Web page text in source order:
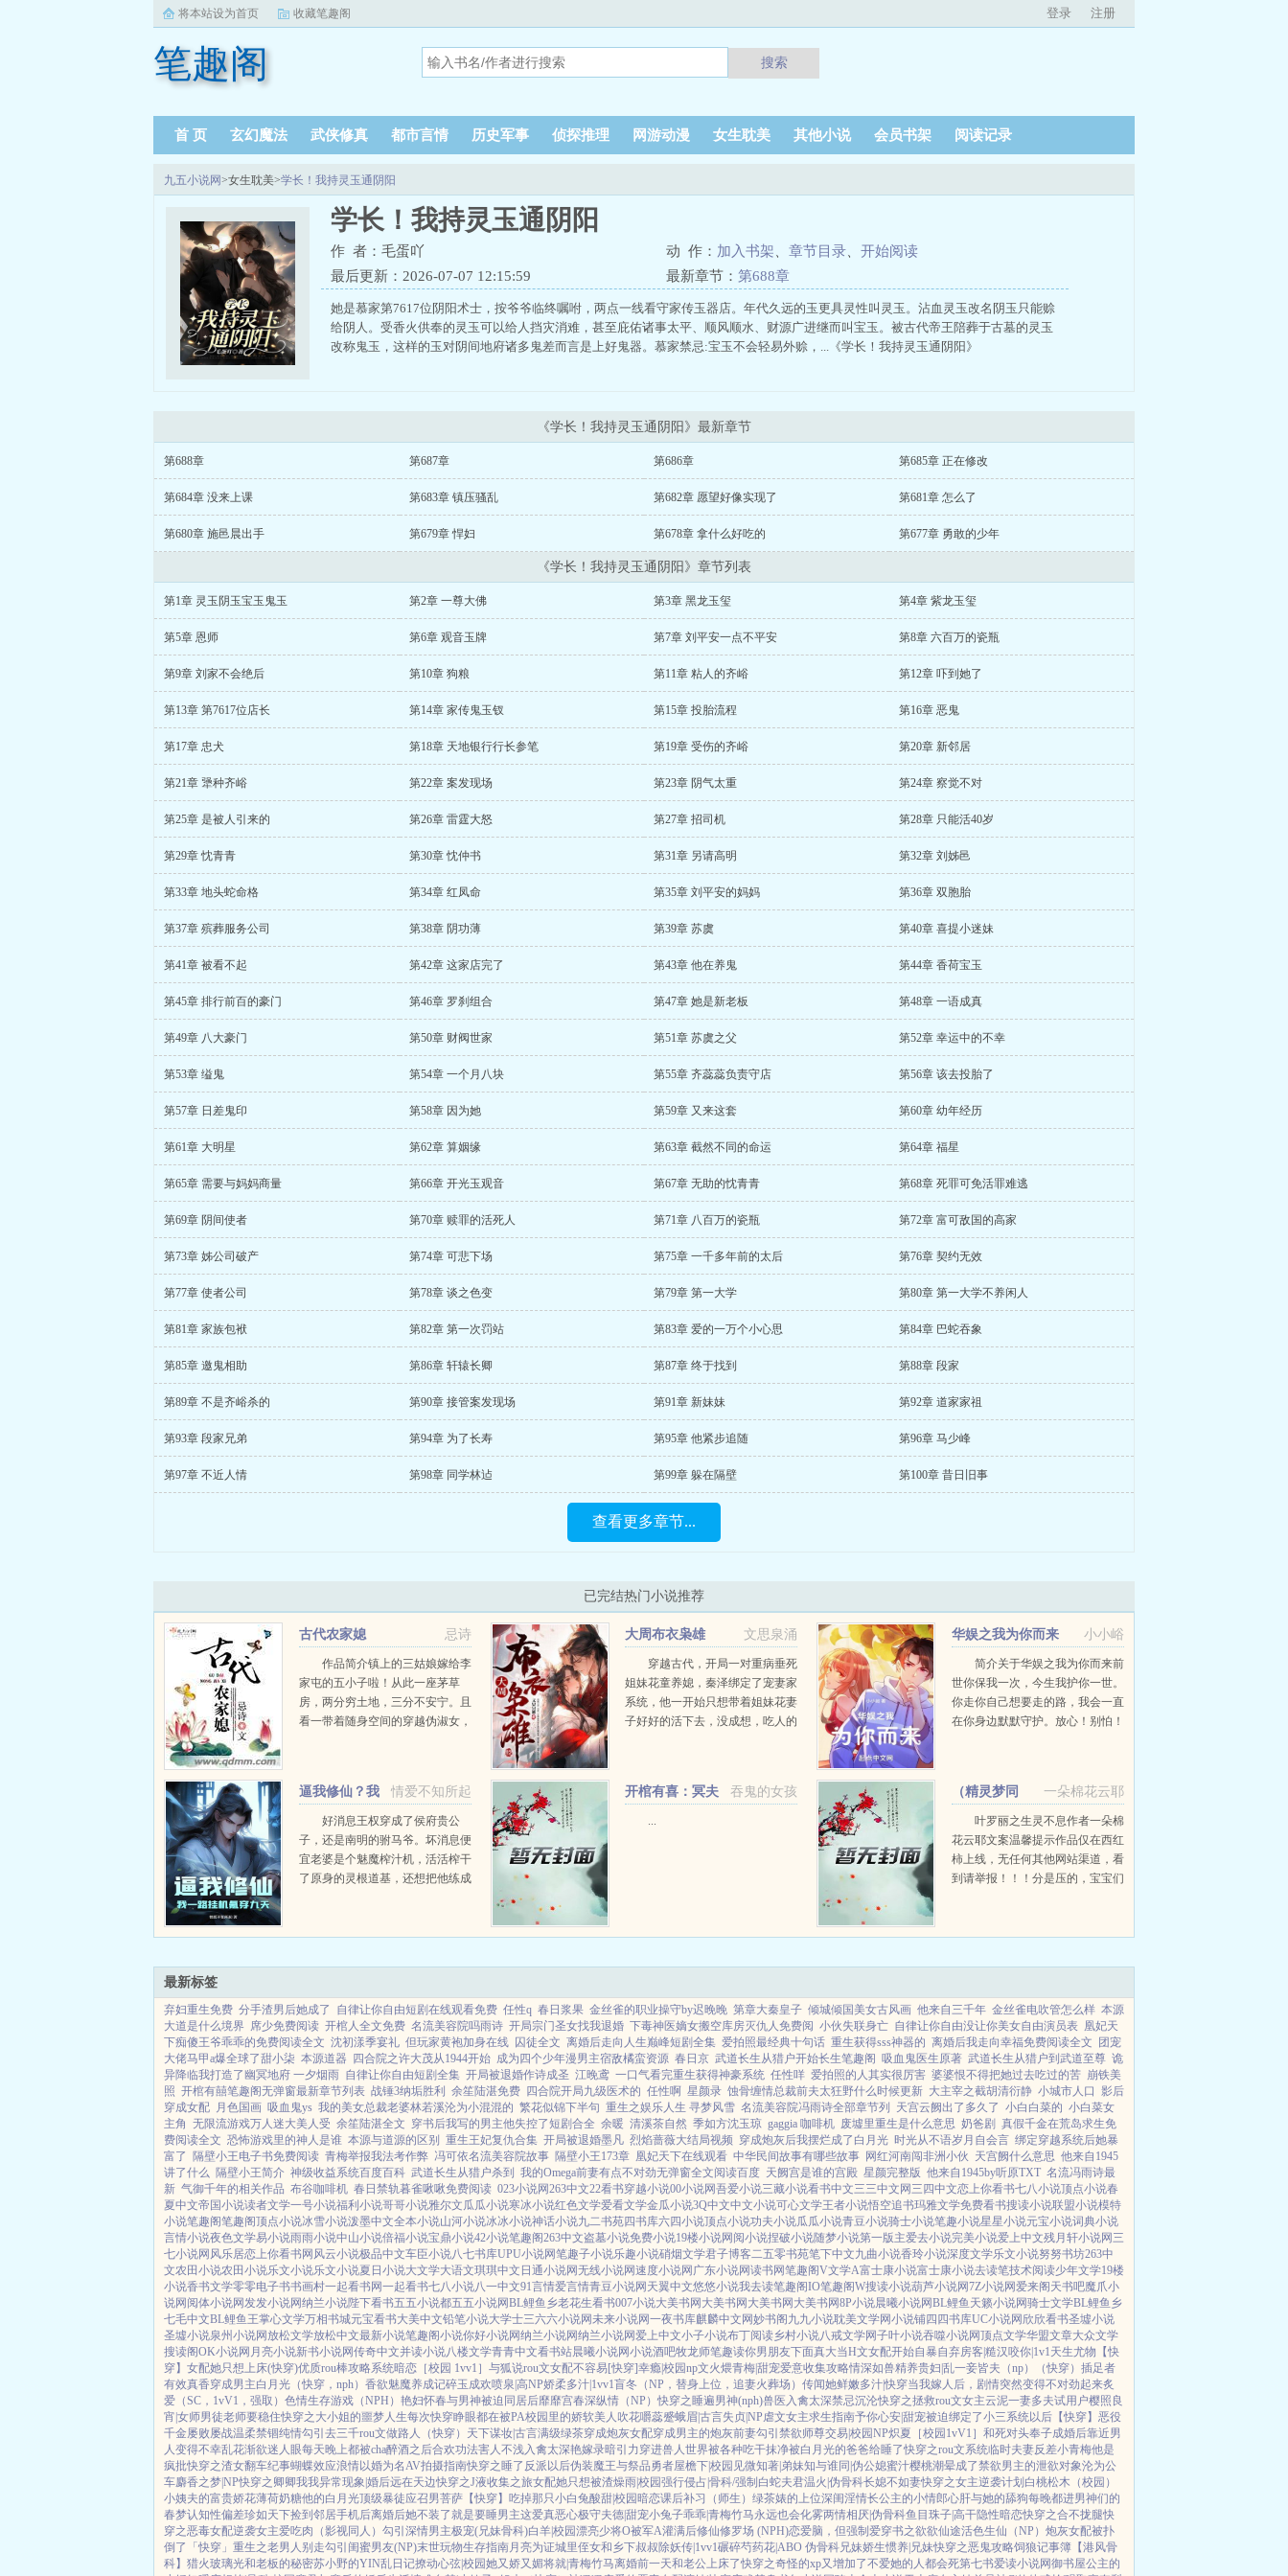
将本站设为首页 收藏笔趣阁 登录 注册
笔趣阁 搜索
首 页 玄幻魔法 武侠修真 都市言情 历史军事 侦探推理 网游动漫 女生耽美 其他小说 会员书架 阅读记录
九五小说网>女生耽美>学长！我持灵玉通阴阳
学长！我持灵玉通阴阳
作 者：毛蛋吖 动 作： 加入书架 章节目录
开始阅读
最后更新：2026-07-07 12:15:59
最新章节： 第688章
她是慕家第7617位阴阳术士，按爷爷临终嘱咐，两点一线看守家传玉器店。年代久远的玉更具灵性叫灵玉。沾血灵玉改名阴玉只能赊
给阴人。受香火供奉的灵玉可以给人挡灾消难，甚至庇佑诸事太平、顺风顺水、财源广进继而叫宝玉。被古代帝王陪葬于古墓的灵玉
改称鬼玉，这样的玉对阴间地府诸多鬼差而言是上好鬼器。慕家禁忌:宝玉不会轻易外赊，...《学长！我持灵玉通阴阳》
《学长！我持灵玉通阴阳》最新章节
第688章 第687章 第686章 第685章 正在修改
第684章 没来上课 第683章 镇压骚乱 第682章 愿望好像实现了 第681章 怎么了
第680章 施邑晨出手 第679章 悍妇 第678章 拿什么好吃的 第677章 勇敢的少年
《学长！我持灵玉通阴阳》章节列表
第1章 灵玉阴玉宝玉鬼玉 第2章 一尊大佛 第3章 黑龙玉玺 第4章 紫龙玉玺
第5章 恩师 第6章 观音玉牌 第7章 刘平安一点不平安 第8章 六百万的瓷瓶
第9章 刘家不会绝后 第10章 狗粮 第11章 粘人的齐峪 第12章 吓到她了
第13章 第7617位店长 第14章 家传鬼玉钗 第15章 投胎流程 第16章 恶鬼
第17章 忠犬 第18章 天地银行行长参笔 第19章 受伤的齐峪 第20章 新邻居
第21章 犟种齐峪 第22章 案发现场 第23章 阴气太重 第24章 察觉不对
第25章 是被人引来的 第26章 雷霆大怒 第27章 招司机 第28章 只能活40岁
第29章 忱青青 第30章 忱仲书 第31章 另请高明 第32章 刘姊邑
第33章 地头蛇命格 第34章 红凤命 第35章 刘平安的妈妈 第36章 双胞胎
第37章 殡葬服务公司 第38章 阴功薄 第39章 苏虞 第40章 喜提小迷妹
第41章 被看不起 第42章 这家店完了 第43章 他在养鬼 第44章 香荷宝玉
第45章 排行前百的豪门 第46章 罗刹组合 第47章 她是新老板 第48章 一语成真
第49章 八大豪门 第50章 财阀世家 第51章 苏虞之父 第52章 幸运中的不幸
第53章 缢鬼 第54章 一个月八块 第55章 齐蕊蕊负责守店 第56章 该去投胎了
第57章 日差鬼印 第58章 因为她 第59章 又来这套 第60章 幼年经历
第61章 大明星 第62章 算姻缘 第63章 截然不同的命运 第64章 福星
第65章 需要与妈妈商量 第66章 开光玉观音 第67章 无助的忱青青 第68章 死罪可免活罪难逃
第69章 阴间使者 第70章 赎罪的活死人 第71章 八百万的瓷瓶 第72章 富可敌国的高家
第73章 姊公司破产 第74章 可悲下场 第75章 一千多年前的太后 第76章 契约无效
第77章 使者公司 第78章 谈之色变 第79章 第一大学 第80章 第一大学不养闲人
第81章 家族包袱 第82章 第一次罚站 第83章 爱的一万个小心思 第84章 巴蛇吞象
第85章 邀鬼相助 第86章 轩辕长卿 第87章 终于找到 第88章 段家
第89章 不是齐峪杀的 第90章 接管案发现场 第91章 新妹妹 第92章 道家家祖
第93章 段家兄弟 第94章 为了长寿 第95章 他紧步追随 第96章 马少峰
第97章 不近人情 第98章 同学林迠 第99章 躲在隔壁 第100章 昔日旧事
查看更多章节...
已完结热门小说推荐
忌诗
古代农家媳
作品简介镇上的三姑娘嫁给李
家屯的五小子啦！从此一座茅草
房，两分穷土地，三分不安宁。且
看一带着随身空间的穿越伪淑女，
文思泉涌
大周布衣枭雄
穿越古代，开局一对重病垂死
姐妹花童养媳，秦泽绑定了宠妻家
系统，他一开始只想带着姐妹花妻
子好好的活下去，没成想，吃人的
害，为了护住妻子们，秦泽一步一
小小峪
华娱之我为你而来
简介关于华娱之我为你而来前
世你保我一次，今生我护你一世。
你走你自己想要走的路，我会一直
在你身边默默守护。放心！别怕！
嘻...
情爱不知所起
逼我修仙？我
一路挂机氪穿九天！
好消息王权穿成了侯府贵公
子，还是南明的驸马爷。坏消息便
宜老婆是个魅魔榨汁机，活活榨干
了原身的灵根道基，还想把他练成
统，非逼着他刻苦修仙，早日飞
吞鬼的女孩
开棺有喜：冥夫
...
一朵棉花云耶
（精灵梦同
人）叶罗丽之生灵不息+番外
叶罗丽之生灵不息作者一朵棉
花云耶文案温馨提示作品仅在西红
柿上线，无任何其他网站渠道，看
到请举报！！！分是压的，宝宝们
迷剧本拆CP爱情友情向万人迷...
最新标签
弃妇重生免费 分手渣男后她成了 自律让你自由短剧在线观看免费 任性q 春日浆果 金丝雀的职业操守by迟晚晚 第章大秦皇子 倾城倾国美女古风画 他来自三千年 金丝雀电吹管怎么样 本源
大道是什么境界 席少免费阅读 开棺人全文免费 名流美容院吗雨诗 开局宗门圣女找我退婚 下毒神医嫡女搬空库房灭仇人免费阅 小伙失联身亡 自律让你自由没让你美女自由演员表 凰妃天
下痴傻王爷乖乖的免费阅读全文 沈初漾季宴礼 但玩家黄袍加身在线 囚徒全文 离婚后走向人生巅峰短剧全集 爱拍照最经典十句话 重生获得sss神器的 离婚后我走向幸福免费阅读全文
团宠
大佬马甲a爆全球了甜小柒 本源道器 四合院之许大茂从1944开始 成为四个少年漫男主宿敌橘蛮资源 春日京 武道长生从猎户开始长生笔趣阁 吸血鬼医生原著 武道长生从猎户到武道至尊 诡
异降临我打造了幽冥地府 一夕烟雨 自律让你自由短剧全集 开局被退婚作诗成圣 江晚鸢 一口气看完重生获得神豪系统 任性咩 爱拍照的人其实很厉害 婆婆恨不得把她过去吃过的苦 崩铁美
照 开棺有囍笔趣阁无弹窗最新章节列表 战锤3纳垢胜利 余笙陆湛免费 四合院开局九级医术的 任性啊 星颜录 蚀骨缠情总裁前夫太狂野什么时候更新 大主宰之截胡清衍静 小城市人口 影后
穿成女配 月色国画 吸血鬼ys 我的美女总裁老婆林若溪沦为小混混的 繁花似锦下半句 重生之娱乐人生 寻梦风雪 名流美容院冯雨诗全部章节列 天宫云阙出了多久了 小白白菜的 小白菜女
主角 无限流游戏万人迷大美人受 余笙陆湛全文 穿书后我写的男主他失控了短剧合全 余暖 清溪茶自然 季如方沈玉琼 gaggia 咖啡机 废墟里重生是什么意思 奶爸剧 真假千金在荒岛求生免
费阅读全文 恐怖游戏里的神人是谁 本源与道源的区别 重生王妃复仇合集 开局被退婚墨凡 烈焰蔷薇大结局视频 穿成炮灰后我摆烂成了白月光 时光从不语岁月自会言 绑定穿越系统后她暴
富了
隔壁小王电子书免费阅读 青梅举报我法考作弊 冯可依名流美容院故事 隔壁小王173章 凰妃天下在线观看 中华民间故事有哪些故事 网红河南闯非洲小伙 天宫阙什么意思 他来自1945
讲了什么 隔壁小王简介 神级收益系统百度百科 武道长生从猎户杀到 我的Omega前妻有点不对劲无弹窗全文阅读百度 天阙宫是谁的宫殿 星颜完整版 他来自1945by听原TXT 名流冯雨诗最
新 气御千年的相关作品 布谷咖啡机 春日禁轨暮雀啾啾免费阅读 023小说网263中文22看书穿越小说00小说网吾爱小说三藏小说看书中文三三中文网 三四中文恋上你看书七八小说顶点小说春
夏中文帝国小说读者文学一号小说福利小说哥哥小说雅尔文瓜瓜小说寒冰小说红色文学爱看文学金瓜小说3Q中文中文小说可心文学王者小说悟空追书玛雅文学免费看书搜读小说联盟小说模特
小说笔趣阁笔趣阁顶点小说冰雪小说泼墨中文全本小说山河小说冰冰小说神话小说九二书苑四书库六四小说顶点小说功夫小说瓜瓜小说青豆小说骑士小说笔趣小说星星小说元宝小说词典小说
言情小说夜色文学易小说雨雨小说中山小说倍福小说宝鼎小说42小说笔趣阁263中文盗墓小说免费小说19楼小说网阅小说捏破小说随梦小说第一版主爱去小说完美小说爱上中文残月轩小说网 三
七小说网 风乐居恋上你看书网 风云小说极品中文车臣小说八七书库UPU小说网笔趣子小说乐趣小说硝烟文学君子博客二五零书苑笔下中文九曲小说香玲小说深度文学乐文小说努努书坊263中
文农田小说农田小说乐文小说乐文小说夏日小说大文学大语文琪琪中文 日通小说网无线小说网速度小说网 广东小说网读书网笔趣阁V文学A富士康小说富士康小说去读笔技术阅读少年文学19楼
小说香书文学零零电子书书画村一起看书网一起看书七八小说八一中文91言情爱言情青豆小说网 天翼中文悠悠小说我去读笔趣阁IO笔趣阁W搜读小说葫芦小说网7Z小说网爱来阁 天书吧魔爪小
说网 阅体小说网发发小说网纳兰小说陛下看书五五小说都五五小说网BL鲤鱼乡老花生看书007小说大美书网 大美书网 大美书网 大美书网8P小说晨曦小说网BL鲤鱼 天籁小说网骑士文学BL鲤鱼乡
七毛中文BL鲤鱼王掌心文学万相书城元宝看书大美中文铅笔小说大学士三六六小说网未来小说网一夜书库麒麟中文网妙书阁 九九小说耽美文学网小说铺四四书库UC小说网 欣欣看书圣墟小说
圣墟小说泉州小说网放松文学放松中文最新小说笔趣阁小说你好小说网纳兰小说网纳兰小说网爱上中文小子小说布丁阅读乡村小说八戒文学网子叶小说吞噬小说网顶点文学华盟文章大众文学
搜读阁OK小说网 月亮小说新书小说网传奇中文并读小说八楼文学青青中文看书站晨曦小说网小说酒吧牧龙师笔趣读你男朋友下面真大当H文女配开始自暴自弃房客|糙汉咬你|1v1天生尤物【快
穿】 女配她只想上床(快穿)优质rou棒攻略系统暗恋［校园 1vv1］ 与狐说rou文女配不容易[快穿]幸瘾|校园np文火煨青梅|甜宠爱意收集攻略情深如兽精养贵妇|乱一妾皆夫（np）
（快穿）插足者
有效真香穿成男主白月光（快穿，nph） 香欲魅魔养成记碎玉成欢喷泉|高NP娇柔多汁|1vv1盲冬（NP，替身上位，追妻火葬场） 传闻她鲜嫩多汁|快穿当我嫁人后，剧情突然变得不对劲起来炙
爱（SC，1vV1，强取） 色情生存游戏（NPH） 艳妇怀春与男神被迫同居后靡靡宫春深纵情（NP）快穿之睡遍男神(nph)兽医 入禽太深禁忌沉沦快穿之拯救rou文女主云泥一妻多夫试用户樱照良
宵|女师男徒老师要稳住快穿之大小姐的噩梦人生每次快穿睁眼都在被PA校园里的娇软美人 吹花嚼蕊蹙蛾眉|古言失贞|NP虐文女主求生指南予你心安|甜宠被迫绑定了小三系统以后【快穿】 恶役
千金屡败屡战温柔禁锢纯情勾引 去三千rou文做路人（快穿） 天下谋妆|古言满级绿茶穿成炮灰女配穿成男主的炮灰前妻勾引禁欲师尊交易|校园NP炽夏［校园1vV1］ 和死对头奉子成婚后靠近男
人变得不幸乱花渐欲迷人眼每天晚上都被cha醉酒之后合欢功法害人不浅入禽太深艳嫁录暗引力穿进兽人世界被各种吃干抹净被白月光的爸爸给睡了快穿之rou文系统临时夫妻反差小青梅他是
疯批快穿之渣女翻车纪事蝴蝶效应浪情以婚为名AV拍摄指南快穿之睡了反派以后伪装魔王与祭品勇者屋檐下|校园 见微知著|弟妹知与谁同|伪公媳蜜汁樱桃潮晕成了禁欲男主的泄欲对象沦为公
车麝香之梦|NP快穿之卿卿我我异常现象|婚后远在天边快穿之J液收集之旅女配她只想被渣燥雨|校园强行侵占|骨科/强制 白蛇夫君温火|伪骨科长媳不如妻快穿之女主逆袭计划 白桃松木（校园）
小姨夫的富贵娇花薄荷奶糖他的白月光顶级暴徒应召男菩萨 【快穿】吃掉那只小白兔酸甜|校园暗恋课后补习（师生） 绿茶婊的上位深闺淫情长公主的小情郎心肝与她的舔狗每晚都进男神们的
春梦认知性偏差珍如天下捡到邻居手机后离婚后她不装了就是要睡男主这爱真恶心极守夫德|甜宠小兔子乖乖|青梅竹马永远也会化雾两情相厌|伪骨科鱼目珠子|高干隐性暗恋快穿之合不拢腿快
穿之恶毒女配逆袭女主爱吃肉 （影视同人）勾引深情男主极宠(兄妹骨科)白羊|校园漂亮少将O被军A灌满后修仙修罗场 (NPH)恋爱脑，但强制爱穿书之欲欲仙途活色生仙（NP） 炮灰女配被扑
倒了「快穿」 重生之老男人别走勾引闺蜜男友(NP)末世玩物生存指南月亮为证城里侄女和乡下叔叔除妖传|1vv1碾碎芍药花|ABO 伪骨科兄妹娇生惯养|兄妹快穿之恶鬼攻略饲狼记事簿 【港风骨
科】猎火玻璃光和老板的秘密苏小野的YIN乱日记撩动心弦|校园她又娇又媚将就|青梅竹马离婚前一天和老公上床了快穿之奇怪的xp又增加了不爱她的人都会死第七书爱读小说网御书屋公主的